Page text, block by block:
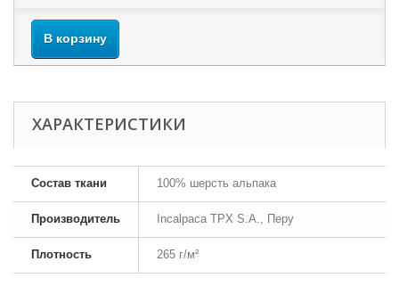
В корзину
ХАРАКТЕРИСТИКИ
Состав ткани 100% шерсть альпака
Производитель Incalpaca TPX S.A., Перу
Плотность 265 г/м²